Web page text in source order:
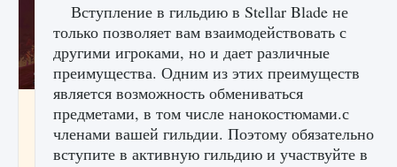
игре Creatures of Ava
Вступление в гильдию в Stellar Blade не
только позволяет вам взаимодействовать с
другими игроками, но и дает различные
преимущества. Одним из этих преимуществ
является возможность обмениваться
предметами, в том числе нанокостюмами.с
членами вашей гильдии. Поэтому обязательно
вступите в активную гильдию и участвуйте в